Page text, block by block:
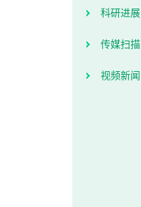
科研进展
传媒扫描
视频新闻